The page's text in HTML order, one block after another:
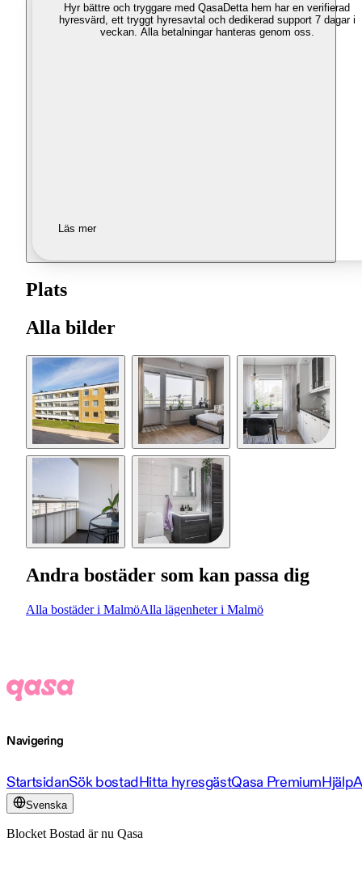
Hyr bättre och tryggare med QasaDetta hem har en verifierad
hyresvärd, ett tryggt hyresavtal och dedikerad support 7 dagar i
veckan. Alla betalningar hanteras genom oss.
Läs mer
Plats
Alla bilder
Andra bostäder som kan passa dig
Alla bostäder i MalmöAlla lägenheter i Malmö
Navigering
StartsidanSök bostadHitta hyresgästQasa PremiumHjälp
Svenska
Blocket Bostad är nu Qasa